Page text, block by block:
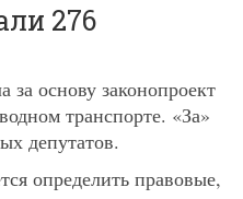
276
за основу законопроект
транспорте. «За»
депутатов.
определить правовые,